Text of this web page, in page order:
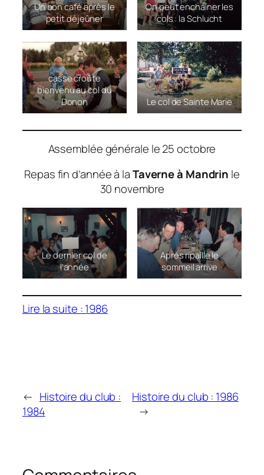
Un bon café après le
petit déjeûner
On peut enchainer les
cols : la Schlucht
casse croûte
bienvenu au col du
Donon
Le col de Sainte Marie
Assemblée générale le 25 octobre
Repas fin d’année à laTaverne à Mandrin le
30 novembre
Le dernier col de
l’année
Après ripaille le
sommeil arrive
Lire la suite : 1986
← Histoire du club :
1984
Histoire du club : 1986
→